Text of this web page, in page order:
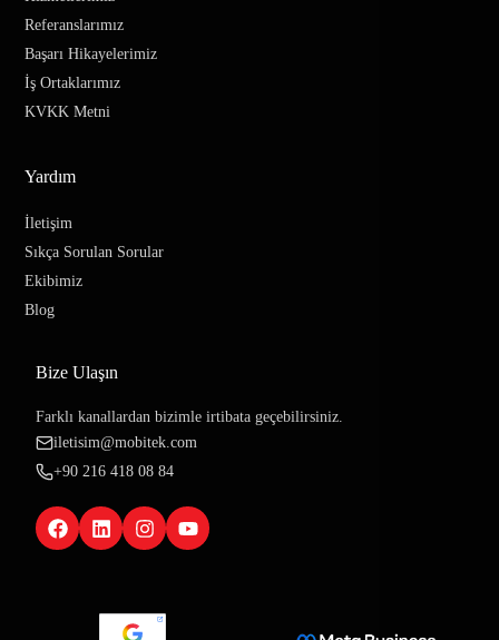
Referanslarımız
Başarı Hikayelerimiz
İş Ortaklarımız
KVKK Metni
Yardım
İletişim
Sıkça Sorulan Sorular
Ekibimiz
Blog
Bize Ulaşın
Farklı kanallardan bizimle irtibata geçebilirsiniz.
iletisim@mobitek.com
+90 216 418 08 84